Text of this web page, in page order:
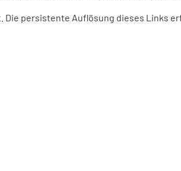
persistente Auflösung dieses Links